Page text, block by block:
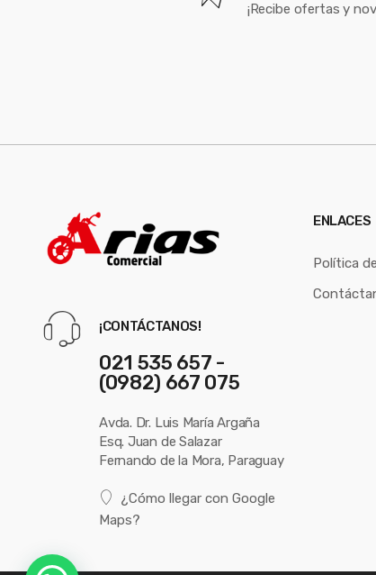
¡Recibe ofertas y
¡CONTÁCTANOS!
021 535 657 -
(0982) 667 075
Avda. Dr. Luis María Argaña
Esq. Juan de Salazar
Fernando de la Mora, Paraguay
¿Cómo llegar con Google
Maps?
ENLACES
Política